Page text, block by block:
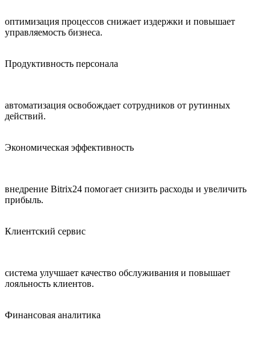
оптимизация процессов снижает издержки и повышает
управляемость бизнеса.
Продуктивность персонала
автоматизация освобождает сотрудников от рутинных
действий.
Экономическая эффективность
внедрение Bitrix24 помогает снизить расходы и увеличить
прибыль.
Клиентский сервис
система улучшает качество обслуживания и повышает
лояльность клиентов.
Финансовая аналитика